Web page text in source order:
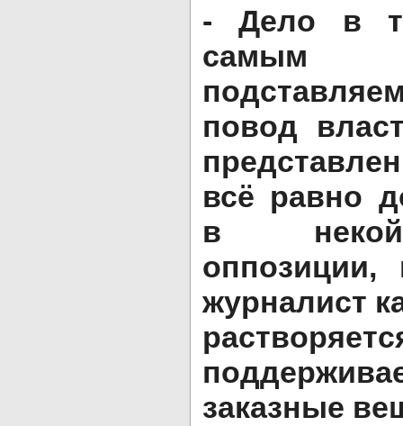
- Дело в
самым
повод
всё равно
в некой
журналист
заказные